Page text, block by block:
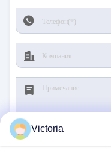
Victoria